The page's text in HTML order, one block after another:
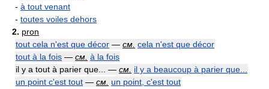
- à tout venant
- toutes voiles dehors
2. pron
tout cela n'est que décor — см. cela n'est que décor
tout à la fois — см. à la fois
il y a tout à parier que... — см. il y a beaucoup à parier que...
un point c'est tout — см. un point, c'est tout